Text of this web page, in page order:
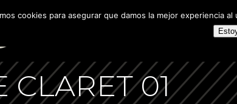
PROMOCIONES EN VENTA PROYECTOS
CLARET 01
cookies para asegurar que damos la mejor experiencia